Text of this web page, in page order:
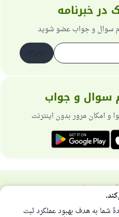
در خبرنامه
سوال و جواب عضو شوید
سوال و جواب
و امکان مرور بدون اینترنت
حریم خصوصی
محفوظ است 1997-2025 ©
شما به هدف بهبود عملکرد ثبت